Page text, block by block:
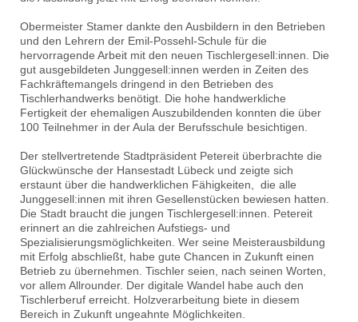
Obermeister Stamer dankte den Ausbildern in den Betrieben
und den Lehrern der Emil-Possehl-Schule für die
hervorragende Arbeit mit den neuen Tischlergesell:innen. Die
gut ausgebildeten Junggesell:innen werden in Zeiten des
Fachkräftemangels dringend in den Betrieben des
Tischlerhandwerks benötigt. Die hohe handwerkliche
Fertigkeit der ehemaligen Auszubildenden konnten die über
100 Teilnehmer in der Aula der Berufsschule besichtigen.
Der stellvertretende Stadtpräsident Petereit überbrachte die
Glückwünsche der Hansestadt Lübeck und zeigte sich
erstaunt über die handwerklichen Fähigkeiten, die alle
Junggesell:innen mit ihren Gesellenstücken bewiesen hatten.
Die Stadt braucht die jungen Tischlergesell:innen. Petereit
erinnert an die zahlreichen Aufstiegs- und
Spezialisierungsmöglichkeiten. Wer seine Meisterausbildung
mit Erfolg abschließt, habe gute Chancen in Zukunft einen
Betrieb zu übernehmen. Tischler seien, nach seinen Worten,
vor allem Allrounder. Der digitale Wandel habe auch den
Tischlerberuf erreicht. Holzverarbeitung biete in diesem
Bereich in Zukunft ungeahnte Möglichkeiten.